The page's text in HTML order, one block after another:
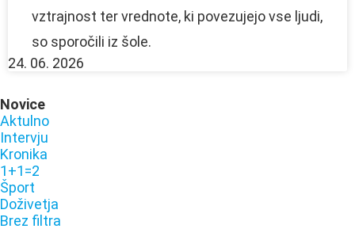
vztrajnost ter vrednote, ki povezujejo vse ljudi,
so sporočili iz šole.
24. 06. 2026
Novice
Aktulno
Intervju
Kronika
1+1=2
Šport
Doživetja
Brez filtra